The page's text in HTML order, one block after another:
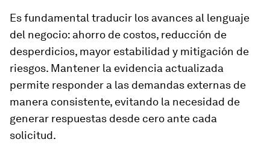
Es fundamental traducir los avances al lenguaje
del negocio: ahorro de costos, reducción de
desperdicios, mayor estabilidad y mitigación de
riesgos. Mantener la evidencia actualizada
permite responder a las demandas externas de
manera consistente, evitando la necesidad de
generar respuestas desde cero ante cada
solicitud.